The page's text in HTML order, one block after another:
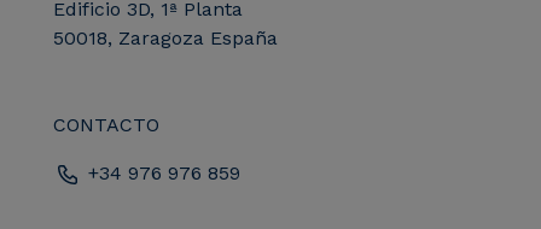
Edificio 3D, 1ª Planta
50018, Zaragoza España
CONTACTO
+34 976 976 859